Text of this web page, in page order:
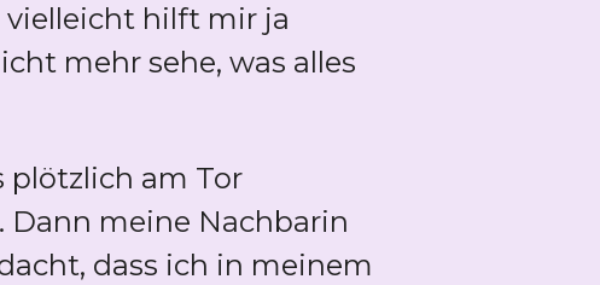
vielleicht hilft mir ja
mehr sehe, was alles
plötzlich am Tor
Dann meine Nachbarin
dass ich in meinem